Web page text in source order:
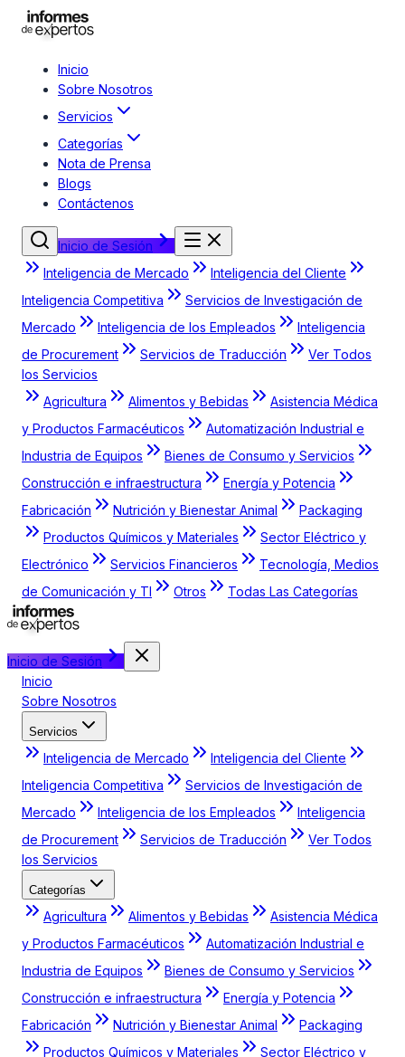
Inicio
Sobre Nosotros
Servicios
Categorías
Nota de Prensa
Blogs
Contáctenos
Inicio de Sesión
Inteligencia de Mercado
Inteligencia del Cliente
Inteligencia Competitiva
Servicios de Investigación de
Mercado
Inteligencia de los Empleados
Inteligencia
de Procurement
Servicios de Traducción
Ver Todos
los Servicios
Agricultura
Alimentos y Bebidas
Asistencia Médica
y Productos Farmacéuticos
Automatización Industrial e
Industria de Equipos
Bienes de Consumo y Servicios
Construcción e infraestructura
Energía y Potencia
Fabricación
Nutrición y Bienestar Animal
Packaging
Productos Químicos y Materiales
Sector Eléctrico y
Electrónico
Servicios Financieros
Tecnología, Medios
de Comunicación y TI
Otros Todas Las Categorías
Inicio de Sesión
Inicio
Sobre Nosotros
Servicios
Inteligencia de Mercado
Inteligencia del Cliente
Inteligencia Competitiva
Servicios de Investigación de
Mercado
Inteligencia de los Empleados
Inteligencia
de Procurement
Servicios de Traducción
Ver Todos
los Servicios
Categorías
Agricultura Alimentos y Bebidas
Asistencia Médica
y Productos Farmacéuticos
Automatización Industrial e
Industria de Equipos
Bienes de Consumo y Servicios
Construcción e infraestructura
Energía y Potencia
Fabricación
Nutrición y Bienestar Animal
Packaging
Productos Químicos y Materiales
Sector Eléctrico y